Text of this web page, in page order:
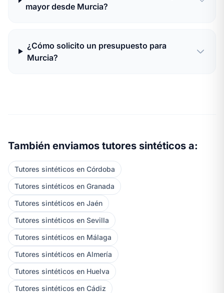
mayor desde Murcia?
¿Cómo solicito un presupuesto para
Murcia?
También enviamos tutores sintéticos a:
Tutores sintéticos en Córdoba
Tutores sintéticos en Granada
Tutores sintéticos en Jaén
Tutores sintéticos en Sevilla
Tutores sintéticos en Málaga
Tutores sintéticos en Almería
Tutores sintéticos en Huelva
Tutores sintéticos en Cádiz